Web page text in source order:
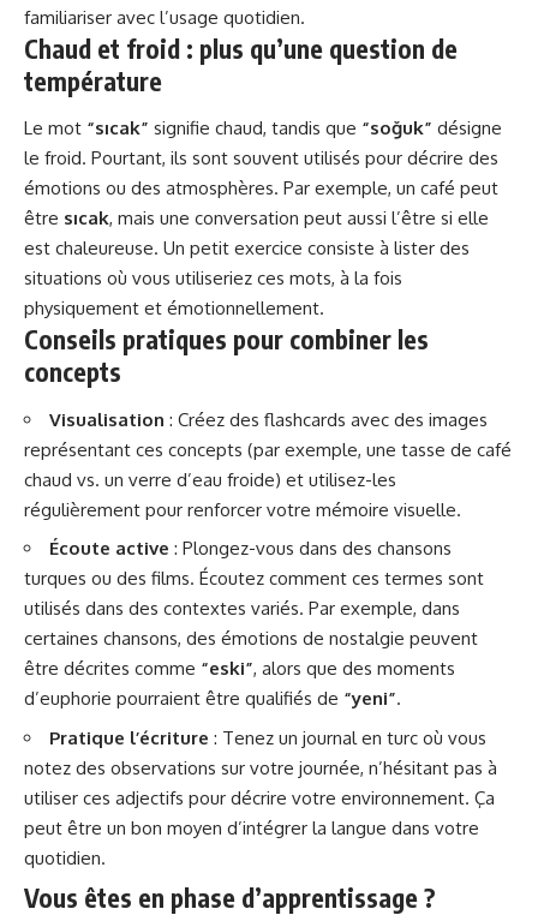
familiariser avec l’usage quotidien.
Chaud et froid : plus qu’une question de
température
Le mot “sıcak” signifie chaud, tandis que “soğuk” désigne
le froid. Pourtant, ils sont souvent utilisés pour décrire des
émotions ou des atmosphères. Par exemple, un café peut
être sıcak, mais une conversation peut aussi l’être si elle
est chaleureuse. Un petit exercice consiste à lister des
situations où vous utiliseriez ces mots, à la fois
physiquement et émotionnellement.
Conseils pratiques pour combiner les
concepts
Visualisation : Créez des flashcards avec des images
représentant ces concepts (par exemple, une tasse de café
chaud vs. un verre d’eau froide) et utilisez-les
régulièrement pour renforcer votre mémoire visuelle.
Écoute active : Plongez-vous dans des chansons
turques ou des films. Écoutez comment ces termes sont
utilisés dans des contextes variés. Par exemple, dans
certaines chansons, des émotions de nostalgie peuvent
être décrites comme “eski”, alors que des moments
d’euphorie pourraient être qualifiés de “yeni”.
Pratique l’écriture : Tenez un journal en turc où vous
notez des observations sur votre journée, n’hésitant pas à
utiliser ces adjectifs pour décrire votre environnement. Ça
peut être un bon moyen d’intégrer la langue dans votre
quotidien.
Vous êtes en phase d’apprentissage ?